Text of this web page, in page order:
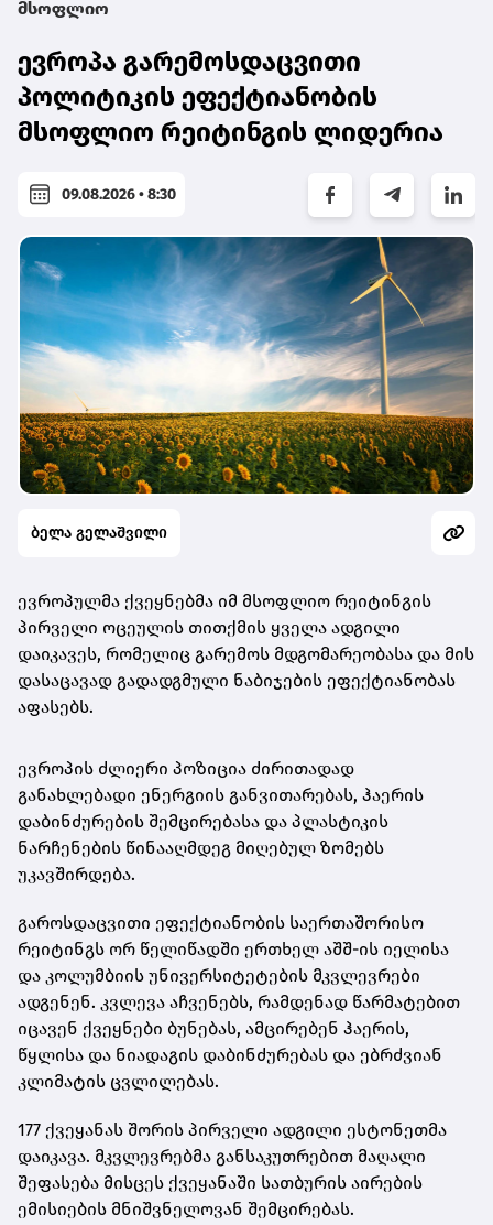
მსოფლიო
ევროპა გარემოსდაცვითი
პოლიტიკის ეფექტიანობის
მსოფლიო რეიტინგის ლიდერია
09.08.2026 • 8:30
ბელა გელაშვილი
ევროპულმა ქვეყნებმა იმ მსოფლიო რეიტინგის
პირველი ოცეულის თითქმის ყველა ადგილი
დაიკავეს, რომელიც გარემოს მდგომარეობასა და მის
დასაცავად გადადგმული ნაბიჯების ეფექტიანობას
აფასებს.
ევროპის ძლიერი პოზიცია ძირითადად
განახლებადი ენერგიის განვითარებას, ჰაერის
დაბინძურების შემცირებასა და პლასტიკის
ნარჩენების წინააღმდეგ მიღებულ ზომებს
უკავშირდება.
გაროსდაცვითი ეფექტიანობის საერთაშორისო
რეიტინგს ორ წელიწადში ერთხელ აშშ-ის იელისა
და კოლუმბიის უნივერსიტეტების მკვლევრები
ადგენენ. კვლევა აჩვენებს, რამდენად წარმატებით
იცავენ ქვეყნები ბუნებას, ამცირებენ ჰაერის,
წყლისა და ნიადაგის დაბინძურებას და ებრძვიან
კლიმატის ცვლილებას.
177 ქვეყანას შორის პირველი ადგილი ესტონეთმა
დაიკავა. მკვლევრებმა განსაკუთრებით მაღალი
შეფასება მისცეს ქვეყანაში სათბურის აირების
ემისიების მნიშვნელოვან შემცირებას.